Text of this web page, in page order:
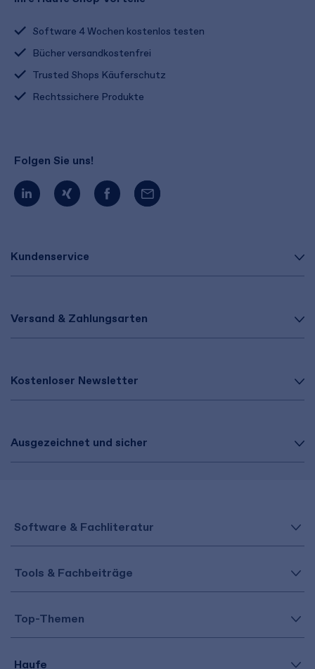
Kundenservice
Versand & Zahlungsarten
Kostenloser Newsletter
Ausgezeichnet und sicher
Software 4 Wochen kostenlos testen
Bücher versandkostenfrei
Trusted Shops Käuferschutz
Rechtssichere Produkte
Folgen Sie uns!
Software & Fachliteratur
Tools & Fachbeiträge
Top-Themen
Haufe